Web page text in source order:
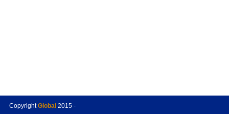
CopyrightGlobal2015 -